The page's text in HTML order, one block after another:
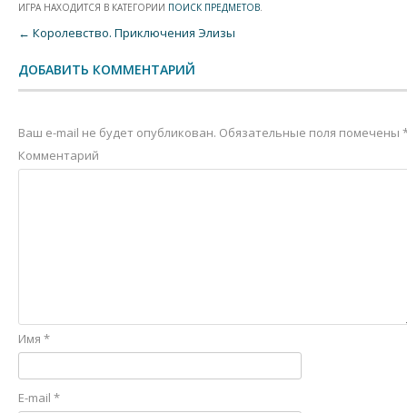
ИГРА НАХОДИТСЯ В КАТЕГОРИИ ПОИСК ПРЕДМЕТОВ.
Post navigation
← Королевство. Приключения Элизы
ДОБАВИТЬ КОММЕНТАРИЙ
Ваш e-mail не будет опубликован. Обязательные поля помечены
Комментарий
Имя *
E-mail *